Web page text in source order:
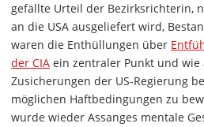
gefällte Urteil der Bezirksrichterin,
an die USA ausgeliefert wird,
waren die Enthüllungen über
der CIA ein zentraler Punkt und wie
Zusicherungen der US-Regierung
möglichen Haftbedingungen zu
wurde wieder Assanges mentale